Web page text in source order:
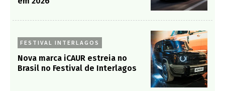
FESTIVAL INTERLAGOS
Nova marca iCAUR estreia no
Brasil no Festival de Interlagos